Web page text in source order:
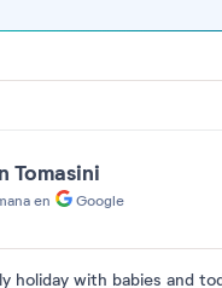
Tomasini
en Google
holiday with babies and